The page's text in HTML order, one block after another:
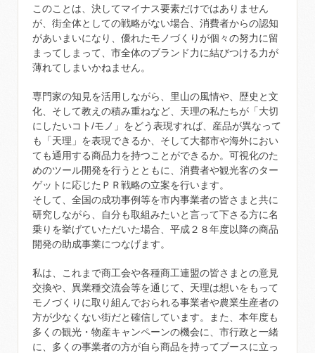
このことは、決してマイナス要素だけではありません
が、街全体としての戦略がない場合、消費者からの認知
があいまいになり、優れたモノづくりが個々の努力に留
まってしまって、市全体のブランド力に結びつける力が
薄れてしまいかねません。
専門家の知見を活用しながら、里山の風情や、歴史と文
化、そして教えの積み重ねなど、天理の私たちが「大切
にしたいコト/モノ」をどう表現すれば、産品が異なって
も「天理」を表現できるか、そして大都市や海外におい
ても通用する商品力を持つことができるか。可視化のた
めのツール開発を行うとともに、消費者や観光客のター
ゲットに応じたＰＲ戦略の立案を行います。
そして、全国の成功事例等を市内事業者の皆さまと共に
研究しながら、自分も取組みたいと言って下さる方に名
乗りを挙げていただいた場合、平成２８年度以降の商品
開発の助成事業につなげます。
私は、これまで商工会や各種商工連盟の皆さまとの意見
交換や、異業種交流会等を通じて、天理は想いをもって
モノづくりに取り組んでおられる事業者や農業生産者の
方が少なくない街だと確信しています。また、本年度も
多くの観光・物産キャンペーンの機会に、市行政と一緒
に、多くの事業者の方が自ら商品を持ってブースに立っ